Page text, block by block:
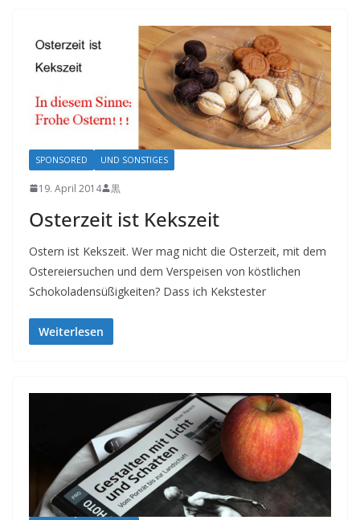
SPONSORED UND SONSTIGES
19. April 2014 黒
Osterzeit ist Kekszeit
Ostern ist Kekszeit. Wer mag nicht die Osterzeit, mit dem
Ostereiersuchen und dem Verspeisen von köstlichen
Schokoladensüßigkeiten? Dass ich Kekstester
Weiterlesen